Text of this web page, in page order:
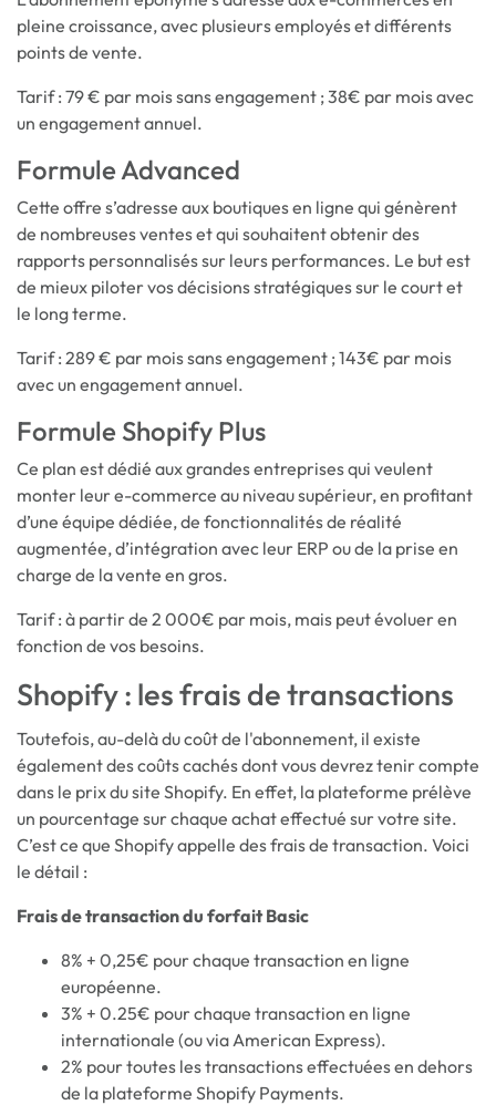
pleine croissance, avec plusieurs employés et différents
points de vente.
Tarif : 79 € par mois sans engagement ; 38€ par mois avec
un engagement annuel.
Formule Advanced
Cette offre s’adresse aux boutiques en ligne qui génèrent
de nombreuses ventes et qui souhaitent obtenir des
rapports personnalisés sur leurs performances. Le but est
de mieux piloter vos décisions stratégiques sur le court et
le long terme.
Tarif : 289 € par mois sans engagement ; 143€ par mois
avec un engagement annuel.
Formule Shopify Plus
Ce plan est dédié aux grandes entreprises qui veulent
monter leur e-commerce au niveau supérieur, en profitant
d’une équipe dédiée, de fonctionnalités de réalité
augmentée, d’intégration avec leur ERP ou de la prise en
charge de la vente en gros.
Tarif : à partir de 2 000€ par mois, mais peut évoluer en
fonction de vos besoins.
Shopify : les frais de transactions
Toutefois, au-delà du coût de l'abonnement, il existe
également des coûts cachés dont vous devrez tenir compte
dans le prix du site Shopify. En effet, la plateforme prélève
un pourcentage sur chaque achat effectué sur votre site.
C’est ce que Shopify appelle des frais de transaction. Voici
le détail :
Frais de transaction du forfait Basic
8% + 0,25€ pour chaque transaction en ligne
européenne.
3% + 0.25€ pour chaque transaction en ligne
internationale (ou via American Express).
2% pour toutes les transactions effectuées en dehors
de la plateforme Shopify Payments.